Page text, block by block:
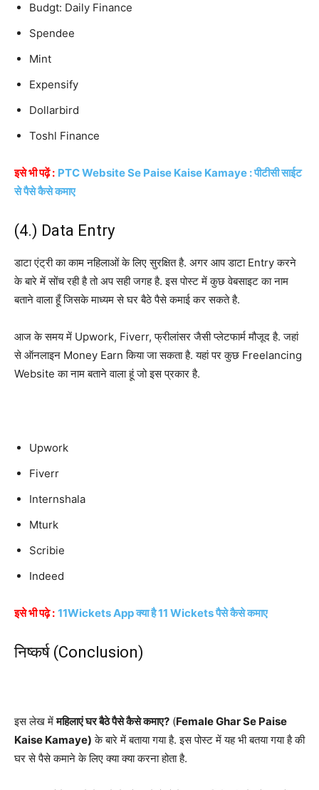
Budgt: Daily Finance
Spendee
Mint
Expensify
Dollarbird
Toshl Finance
इसे भी पढ़ें : PTC Website Se Paise Kaise Kamaye : पीटीसी साईट
से पैसे कैसे कमाए
(4.) Data Entry
डाटा एंट्री का काम नहिलाओं के लिए सुरक्षित है. अगर आप डाटा Entry करने
के बारे में सोंच रही है तो अप सही जगह है. इस पोस्ट में कुछ वेबसाइट का नाम
बताने वाला हूँ जिसके माध्यम से घर बैठे पैसे कमाई कर सकते है.
आज के समय में Upwork, Fiverr, फ्रीलांसर जैसी प्लेटफार्म मौजूद है. जहां
से ऑनलाइन Money Earn किया जा सकता है. यहां पर कुछ Freelancing
Website का नाम बताने वाला हूं जो इस प्रकार है.
Upwork
Fiverr
Internshala
Mturk
Scribie
Indeed
इसे भी पढ़े : 11Wickets App क्या है 11 Wickets पैसे कैसे कमाए
निष्कर्ष (Conclusion)
इस लेख मेंमहिलाएं घर बैठे पैसे कैसे कमाए? (Female Ghar Se Paise
Kaise Kamaye) के बारे में बताया गया है. इस पोस्ट में यह भी बतया गया है की
घर से पैसे कमाने के लिए क्या क्या करना होता है.